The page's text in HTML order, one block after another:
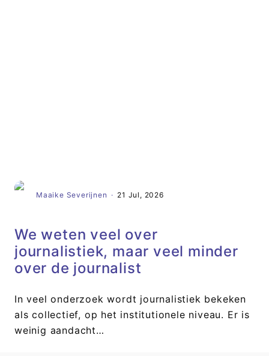
Maaike Severijnen · 21 Jul, 2026
We weten veel over
journalistiek, maar veel minder
over de journalist
In veel onderzoek wordt journalistiek bekeken
als collectief, op het institutionele niveau. Er is
weinig aandacht…